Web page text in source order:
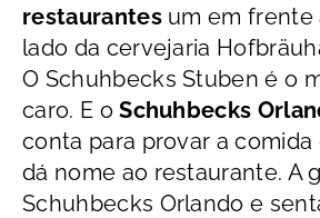
restaurantes um em frente
lado da cervejaria
O Schuhbecks Stuben é o
caro. E oSchuhbecks
conta para provar a
dá nome ao restaurante. A
Schuhbecks Orlando e